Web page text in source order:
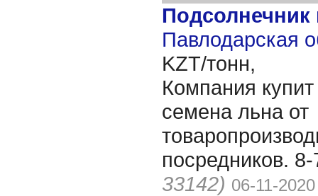
Павлодарская
KZT/тонн,
Компания
семена льна от
посредников.
33142) 06-11-2020